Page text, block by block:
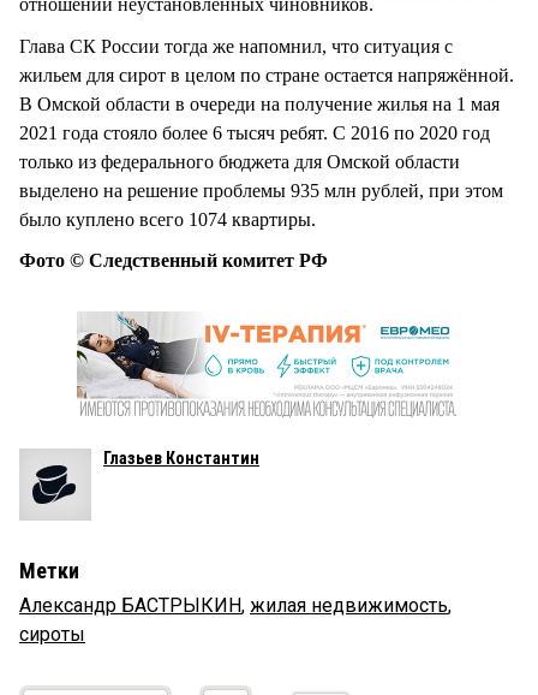
отношении неустановленных чиновников.
Глава СК России тогда же напомнил, что ситуация с
жильем для сирот в целом по стране остается напряжённой.
В Омской области в очереди на получение жилья на 1 мая
2021 года стояло более 6 тысяч ребят. С 2016 по 2020 год
только из федерального бюджета для Омской области
выделено на решение проблемы 935 млн рублей, при этом
было куплено всего 1074 квартиры.
Фото © Следственный комитет РФ
Глазьев Константин
Метки
Александр БАСТРЫКИН, жилая недвижимость,
сироты